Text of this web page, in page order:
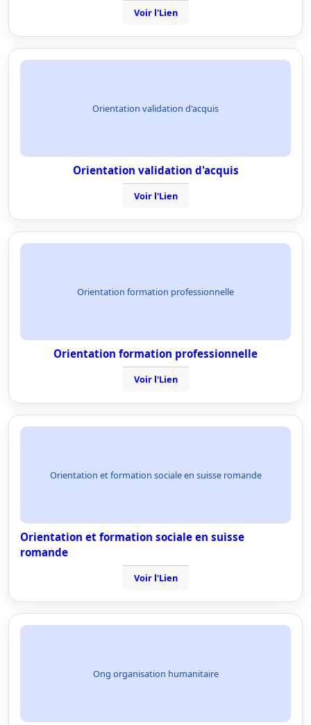
Voir l'Lien
Orientation validation d'acquis
Orientation validation d'acquis
Voir l'Lien
Orientation formation professionnelle
Orientation formation professionnelle
Voir l'Lien
Orientation et formation sociale en suisse romande
Orientation et formation sociale en suisse
romande
Voir l'Lien
Ong organisation humanitaire